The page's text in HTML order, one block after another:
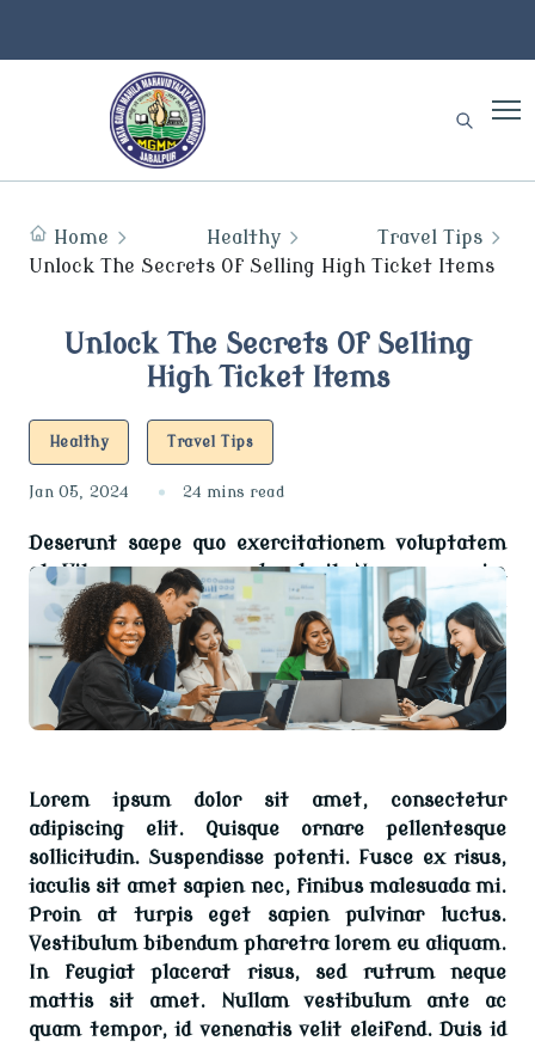
Home Healthy
Travel Tips
Unlock The Secrets Of Selling High Ticket Items
Unlock The Secrets Of Selling
High Ticket Items
Healthy Travel Tips
Jan 05, 2024 24 mins read
Deserunt saepe quo exercitationem voluptatem
et. Vitae nam quo reprehenderit. Numquam enim
omnis distinctio et. Vel officia quia rerum animi
et est.
Lorem ipsum dolor sit amet, consectetur
adipiscing elit. Quisque ornare pellentesque
sollicitudin. Suspendisse potenti. Fusce ex risus,
iaculis sit amet sapien nec, finibus malesuada mi.
Proin at turpis eget sapien pulvinar luctus.
Vestibulum bibendum pharetra lorem eu aliquam.
In feugiat placerat risus, sed rutrum neque
mattis sit amet. Nullam vestibulum ante ac
quam tempor, id venenatis velit eleifend. Duis id